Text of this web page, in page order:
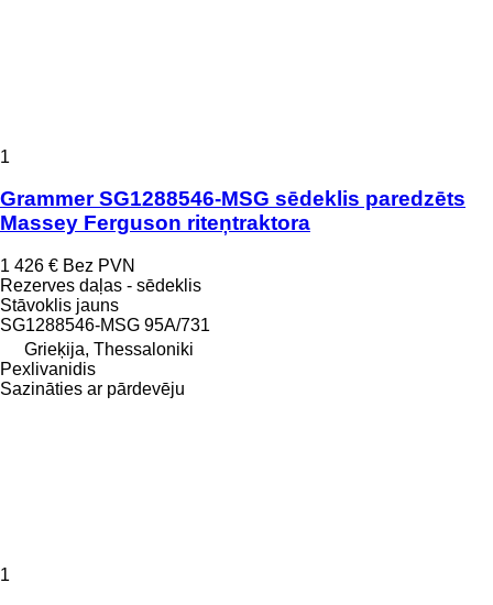
1
Grammer SG1288546-MSG sēdeklis paredzēts
Massey Ferguson riteņtraktora
1 426 € Bez PVN
Rezerves daļas - sēdeklis
Stāvoklis jauns
SG1288546-MSG 95A/731
Grieķija, Thessaloniki
Pexlivanidis
Sazināties ar pārdevēju
1